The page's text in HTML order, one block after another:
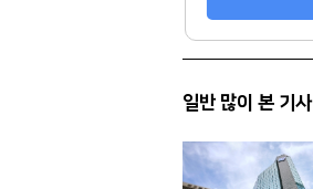
일반 많이 본 기사